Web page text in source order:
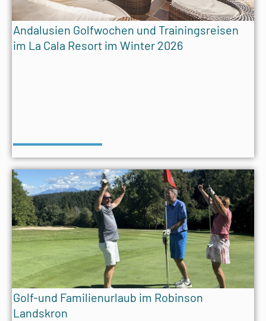
Andalusien Golfwochen und Trainingsreisen
im La Cala Resort im Winter 2026
Golf-und Familienurlaub im Robinson
Landskron